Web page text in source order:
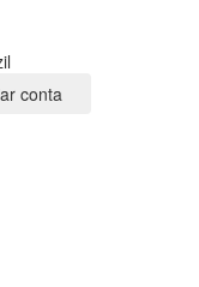
conta